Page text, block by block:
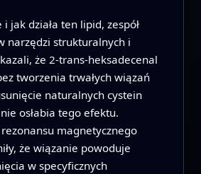
jak działa ten lipid, zespół
narzędzi strukturalnych i
że 2‑trans‑heksadecenal
tworzenia trwałych wiązań
naturalnych cystein
osłabia tego efektu.
magnetycznego
że wiązanie powoduje
w specyficznych